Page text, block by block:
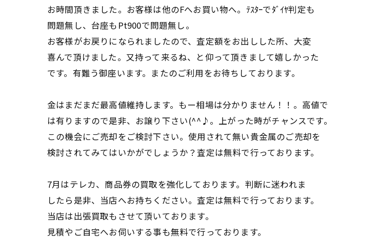
お時間頂きました。お客様は他のFへお買い物へ。ﾃｽﾀｰでﾀﾞｲﾔ判定も
問題無し、台座もPt900で問題無し。
お客様がお戻りになられましたので、査定額をお出しした所、大変
喜んで頂けました。又持って来るね、と仰って頂きまして嬉しかった
です。有難う御座います。またのご利用をお待ちしております。
金はまだまだ最高値維持します。もー相場は分かりません！！。高値で
は有りますので是非、お譲り下さい(^^♪。上がった時がチャンスです。
この機会にご売却をご検討下さい。使用されて無い貴金属のご売却を
検討されてみてはいかがでしょうか？査定は無料で行っております。
7月はテレカ、商品券の買取を強化しております。判断に迷われま
したら是非、当店へお持ちください。査定は無料で行っております。
当店は出張買取もさせて頂いております。
見積やご自宅へお伺いする事も無料で行っております。